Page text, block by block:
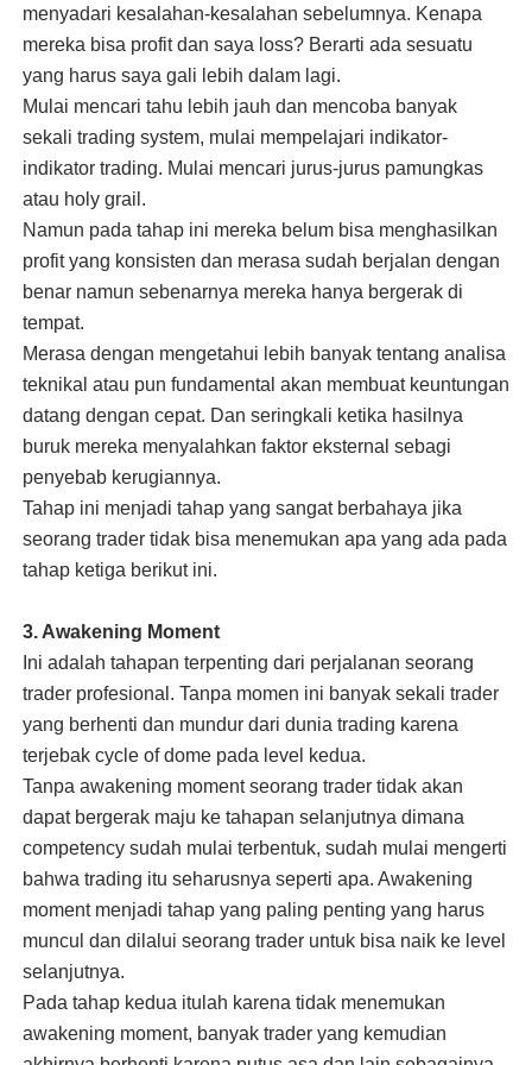
menyadari kesalahan-kesalahan sebelumnya. Kenapa
mereka bisa profit dan saya loss? Berarti ada sesuatu
yang harus saya gali lebih dalam lagi.
Mulai mencari tahu lebih jauh dan mencoba banyak
sekali trading system, mulai mempelajari indikator-
indikator trading. Mulai mencari jurus-jurus pamungkas
atau holy grail.
Namun pada tahap ini mereka belum bisa menghasilkan
profit yang konsisten dan merasa sudah berjalan dengan
benar namun sebenarnya mereka hanya bergerak di
tempat.
Merasa dengan mengetahui lebih banyak tentang analisa
teknikal atau pun fundamental akan membuat keuntungan
datang dengan cepat. Dan seringkali ketika hasilnya
buruk mereka menyalahkan faktor eksternal sebagi
penyebab kerugiannya.
Tahap ini menjadi tahap yang sangat berbahaya jika
seorang trader tidak bisa menemukan apa yang ada pada
tahap ketiga berikut ini.
3. Awakening Moment
Ini adalah tahapan terpenting dari perjalanan seorang
trader profesional. Tanpa momen ini banyak sekali trader
yang berhenti dan mundur dari dunia trading karena
terjebak cycle of dome pada level kedua.
Tanpa awakening moment seorang trader tidak akan
dapat bergerak maju ke tahapan selanjutnya dimana
competency sudah mulai terbentuk, sudah mulai mengerti
bahwa trading itu seharusnya seperti apa. Awakening
moment menjadi tahap yang paling penting yang harus
muncul dan dilalui seorang trader untuk bisa naik ke level
selanjutnya.
Pada tahap kedua itulah karena tidak menemukan
awakening moment, banyak trader yang kemudian